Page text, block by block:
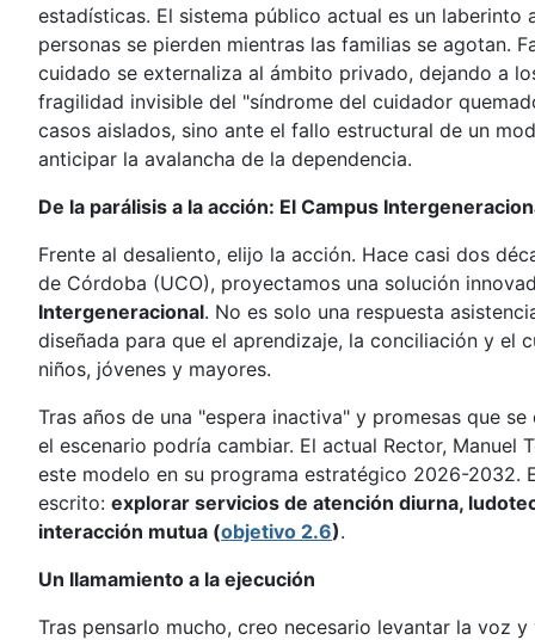
estadísticas. El sistema público actual es un laberinto
personas se pierden mientras las familias se agotan.
cuidado se externaliza al ámbito privado, dejando a
fragilidad invisible del "síndrome del cuidador
casos aislados, sino ante el fallo estructural de un
anticipar la avalancha de la dependencia.
De la parálisis a la acción: El Campus
Frente al desaliento, elijo la acción. Hace casi dos
de Córdoba (UCO), proyectamos una solución
Intergeneracional. No es solo una respuesta
diseñada para que el aprendizaje, la conciliación y el
niños, jóvenes y mayores.
Tras años de una "espera inactiva" y promesas que
el escenario podría cambiar. El actual Rector, Manuel
este modelo en su programa estratégico 2026-2032.
escrito: explorar servicios de atención diurna,
interacción mutua (objetivo 2.6).
Un llamamiento a la ejecución
Tras pensarlo mucho, creo necesario levantar la voz